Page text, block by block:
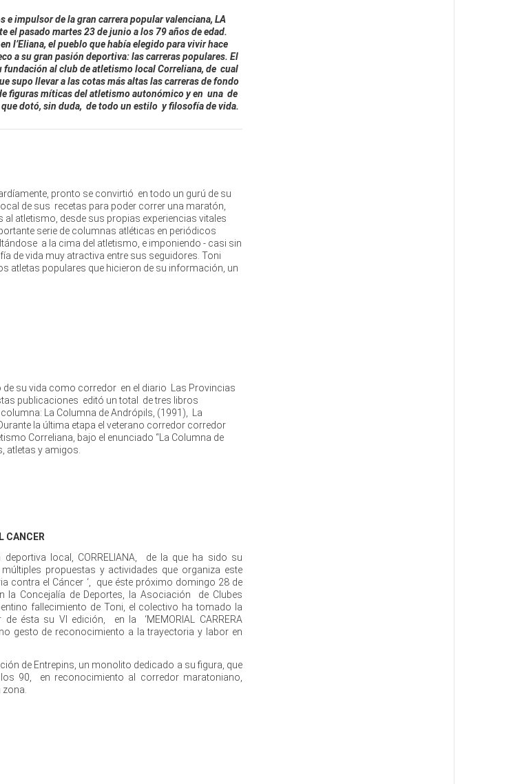
impulsor de la gran carrera popular valenciana, LA
el pasado martes 23 de junio a los 79 años de edad.
l’Eliana, el pueblo que había elegido para vivir hace
a su gran pasión deportiva: las carreras populares. El
al club de atletismo local Correliana, de cual
supo llevar a las cotas más altas las carreras de fondo
figuras míticas del atletismo autonómico y en una de
dotó, sin duda, de todo un estilo y filosofía de vida.
pronto se convirtió en todo un gurú de su
de sus recetas para poder correr una maratón,
atletismo, desde sus propias experiencias vitales
serie de columnas atléticas en periódicos
a la cima del atletismo, e imponiendo - casi sin
de vida muy atractiva entre sus seguidores. Toni
atletas populares que hicieron de su información, un
su vida como corredor en el diario Las Provincias
publicaciones editó un total de tres libros
La Columna de Andrópils, (1991), La
la última etapa el veterano corredor corredor
Correliana, bajo el enunciado “La Columna de
atletas y amigos.
CANCER
local, CORRELIANA, de la que ha sido su
propuestas y actividades que organiza este
contra el Cáncer ‘, que éste próximo domingo 28 de
Concejalía de Deportes, la Asociación de Clubes
fallecimiento de Toni, el colectivo ha tomado la
ésta su VI edición, en la ‘MEMORIAL CARRERA
gesto de reconocimiento a la trayectoria y labor en
de Entrepins, un monolito dedicado a su figura, que
90, en reconocimiento al corredor maratoniano,